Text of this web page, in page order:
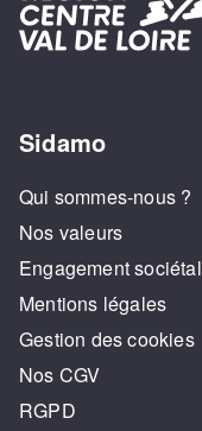
Sidamo
Qui sommes-nous ?
Nos valeurs
Engagement sociétal
Mentions légales
Gestion des cookies
Nos CGV
RGPD